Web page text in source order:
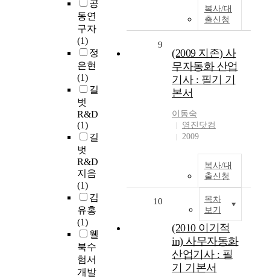
공
동연
구자
(1)
정
은현
(1)
길
벗
R&D
(1)
길
벗
R&D
지음
(1)
김
유홍
(1)
웰
북수
험서
개발
복사/대
출신청
9
(2009 지존) 사
무자동화 산업
기사 : 필기 기
본서
이동숙
영진닷컴
2009
복사/대
출신청
목차
보기
10
(2010 이기적
in) 사무자동화
산업기사 : 필
기 기본서